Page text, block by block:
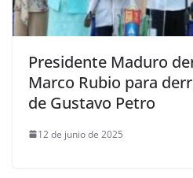
Presidente Maduro
Marco Rubio para
de Gustavo Petro
12 de junio de 2025